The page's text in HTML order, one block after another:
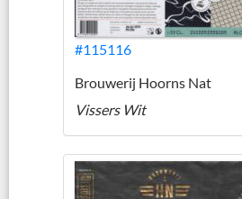
#115116
Brouwerij Hoorns Nat
Vissers Wit